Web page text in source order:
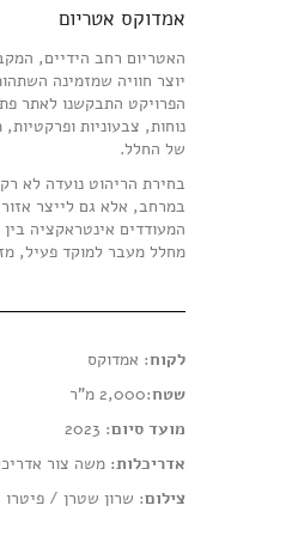
אמדוקס אטריום
האטריום רחב הידיים,
יוצר חוויה שמזמינה
הפרויקט התבקשנו לאתר
נוחות, צבעוניות
של החלל.
בחירת הריהוט נועדה לא
במרחב, אלא גם לייצר
המעודדים אינטראקציה
מחלל מעבר למוקד פעיל,
לקוח: אמדוקס
שטח:2,000 מ”ר
מועד סיום: 2023
אדריכלות: משה צור
צילום: שרון שטרן / פיטרו